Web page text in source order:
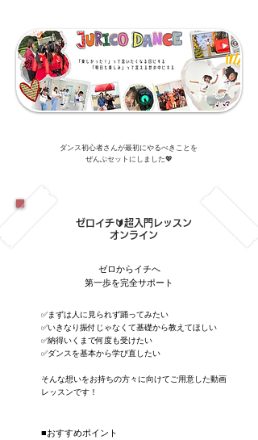
ダンス初心者さんが最初にやるべきことを
ぜんぶセットにしました💖
ゼロイチ🔰超入門レッスン
オンライン
ゼロからイチへ
​第一歩を完全サポート
✅まずは人に見られず踊ってみたい
✅いきなり振付じゃなくて基礎から教えてほしい
✅納得いくまで何度も受けたい
✅ダンスを基本から学び直したい
そんな想いをお持ちの方々に向けてご用意した動画
レッスンです！
■おすすめポイント